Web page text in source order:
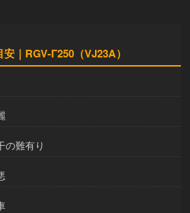
｜RGV-Γ250（VJ23A）
難有り